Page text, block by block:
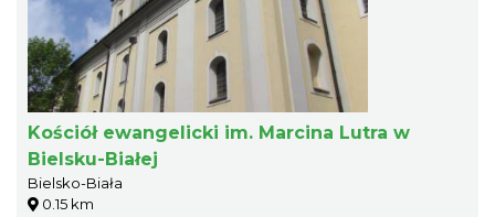
Kościół ewangelicki im. Marcina Lutra w
Bielsku-Białej
Bielsko-Biała
0.15 km